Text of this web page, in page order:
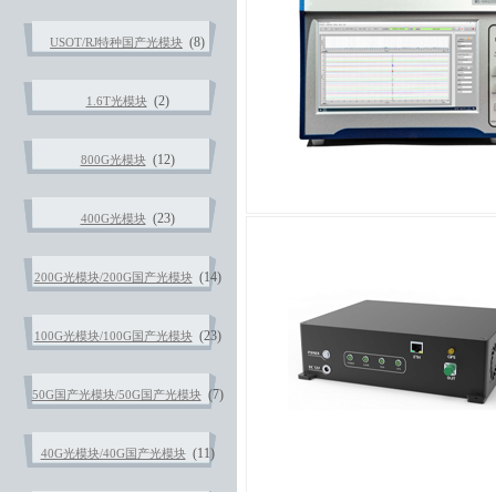
USOT/RJ特种国产光模块 (8)
1.6T光模块(2)
800G光模块(12)
400G光模块(23)
200G光模块/200G国产光模块(14)
100G光模块/100G国产光模块(23)
50G国产光模块/50G国产光模块(7)
40G光模块/40G国产光模块(11)